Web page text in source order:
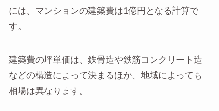
には、マンションの建築費は1億円となる計算で
す。
建築費の坪単価は、鉄骨造や鉄筋コンクリート造
などの構造によって決まるほか、地域によっても
相場は異なります。